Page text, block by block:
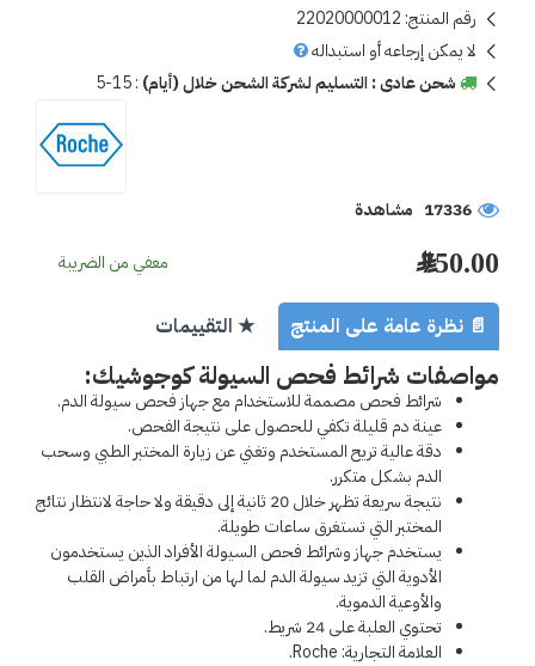
رقم المنتج: 22020000012
لا يمكن إرجاعه أو استبداله
شحن عادى : التسليم لشركة الشحن خلال (أيام) :
5-15
17336 مشاهدة
750.00 ﷼ معفي من الضريبة
📄 نظرة عامة على المنتج ★ التقييمات
مواصفات شرائط فحص السيولة كوجوشيك:
شرائط فحص مصممة للاستخدام مع جهاز فحص سيولة الدم.
عينة دم قليلة تكفي للحصول على نتيجة الفحص.
الدم بشكل متكرر.
المختبر التي تستغرق ساعات طويلة.
والأوعية الدموية.
تحتوي العلبة على 24 شريط.
العلامة التجارية: Roche.